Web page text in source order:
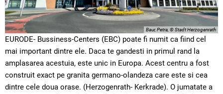
Baur, Petra, © Stadt Herzogenrath
EURODE- Bussiness-Centers (EBC) poate fi numit ca fiind cel
mai important dintre ele. Daca te gandesti in primul rand la
amplasarea acestuia, este unic in Europa. Acest centru a fost
construit exact pe granita germano-olandeza care este si cea
dintre cele doua orase. (Herzogenrath- Kerkrade). O jumatate a